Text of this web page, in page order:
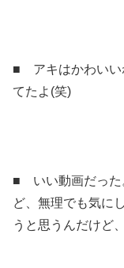
■ アキはかわいい
てたよ(笑)
■ いい動画だった
ど、無理でも気に
うと思うんだけど